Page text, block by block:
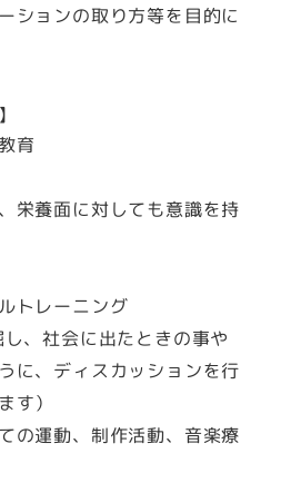
ションの取り方等を目的に
】
育
栄養面に対しても意識を持
トレーニング
、社会に出たときの事や
に、ディスカッションを行
す）
の運動、制作活動、音楽療